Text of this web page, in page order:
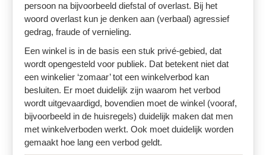
persoon na bijvoorbeeld diefstal of overlast. Bij het
woord overlast kun je denken aan (verbaal) agressief
gedrag, fraude of vernieling.
Een winkel is in de basis een stuk privé-gebied, dat
wordt opengesteld voor publiek. Dat betekent niet dat
een winkelier ‘zomaar’ tot een winkelverbod kan
besluiten. Er moet duidelijk zijn waarom het verbod
wordt uitgevaardigd, bovendien moet de winkel (vooraf,
bijvoorbeeld in de huisregels) duidelijk maken dat men
met winkelverboden werkt. Ook moet duidelijk worden
gemaakt hoe lang een verbod geldt.